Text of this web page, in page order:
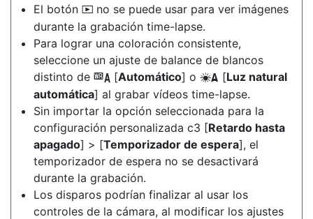
El botón K no se puede usar para ver imágenes
durante la grabación time-lapse.
Para lograr una coloración consistente,
seleccione un ajuste de balance de blancos
distinto de 4 [Automático] o D [Luz natural
automática] al grabar vídeos time-lapse.
Sin importar la opción seleccionada para la
configuración personalizada c3 [Retardo hasta
apagado] > [Temporizador de espera], el
temporizador de espera no se desactivará
durante la grabación.
Los disparos podrían finalizar al usar los
controles de la cámara, al modificar los ajustes